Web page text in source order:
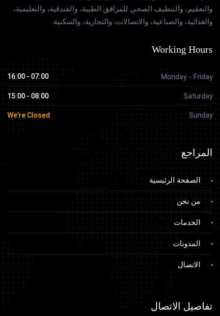
والتعقيم، والتنظيف الصحي للمرافق الطبية، والفندقية، والتعليمية،
والغذائية، والصناعية، والاتصالات، والتجارية، والسكنية.
Working Hours
Monday - Friday
07:00 - 16:00
Saturday
08:00 - 15:00
Sunday
We're Closed
المراجع
الصفحة الرئيسية
من نحن
الخدمات
المدونات
الاتصال
تفاصيل الاتصال